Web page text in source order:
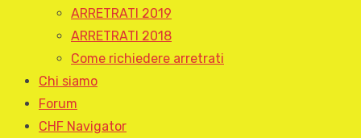
ARRETRATI 2019
ARRETRATI 2018
Come richiedere arretrati
Chi siamo
Forum
CHF Navigator